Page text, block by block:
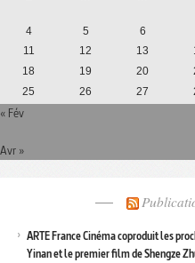
4
5 6
11
12 13
18
19 20
25
26 27
« Fév
Avr »
ARTE France Cinéma coproduit les
Yinan et le premier film de Shengze